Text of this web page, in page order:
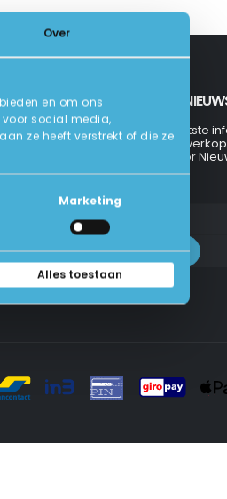
Over
en om ons
voor social media,
ze heeft verstrekt of die ze
Marketing
Alles toestaan
INSCHRIJVEN
Ontvang de laatste
evenementen,
Aanmelden voor